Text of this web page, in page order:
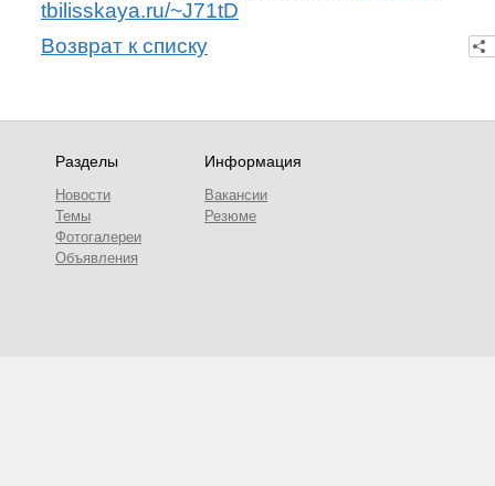
tbilisskaya.ru/~J71tD
Возврат к списку
Разделы
Новости
Темы
Фотогалереи
Объявления
Информация
Вакансии
Резюме